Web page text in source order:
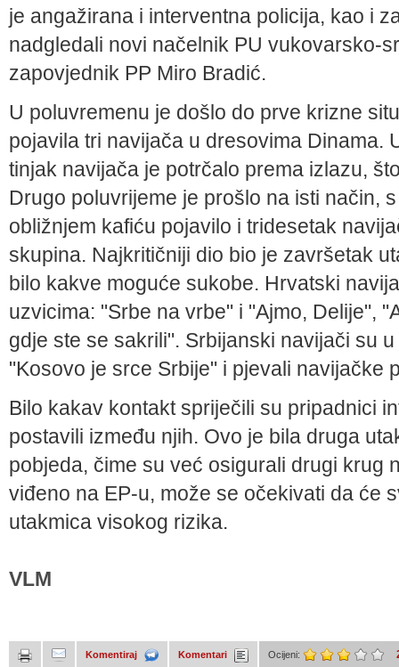
je angažirana i interventna policija, kao i
nadgledali novi načelnik PU vukovarsko-
zapovjednik PP Miro Bradić.
U poluvremenu je došlo do prve krizne
pojavila tri navijača u dresovima Dinama.
tinjak navijača je potrčalo prema izlazu,
Drugo poluvrijeme je prošlo na isti način,
obližnjem kafiću pojavilo i tridesetak
skupina. Najkritičniji dio bio je završetak
bilo kakve moguće sukobe. Hrvatski
uzvicima: "Srbe na vrbe" i "Ajmo, Delije",
gdje ste se sakrili". Srbijanski navijači su
"Kosovo je srce Srbije" i pjevali navijačke
Bilo kakav kontakt spriječili su pripadnici
postavili između njih. Ovo je bila druga
pobjeda, čime su već osigurali drugi krug
viđeno na EP-u, može se očekivati da će
utakmica visokog rizika.
VLM
Komentiraj Komentari Ocijeni: